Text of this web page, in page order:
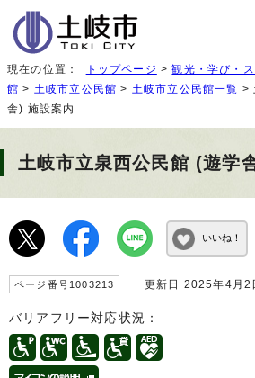
現在の位置： トップページ >観光・学び・
館 > 土岐市立公民館 > 土岐市立公民館一覧 >
舎) 施設案内
土岐市立泉西公民館 (遊学
いいね！
ページ番号1003213 更新日 2025年4月2
バリアフリー対応状況：